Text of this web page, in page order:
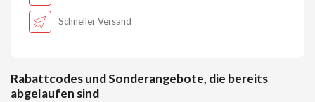
Schneller Versand
Rabattcodes und Sonderangebote, die bereits
abgelaufen sind